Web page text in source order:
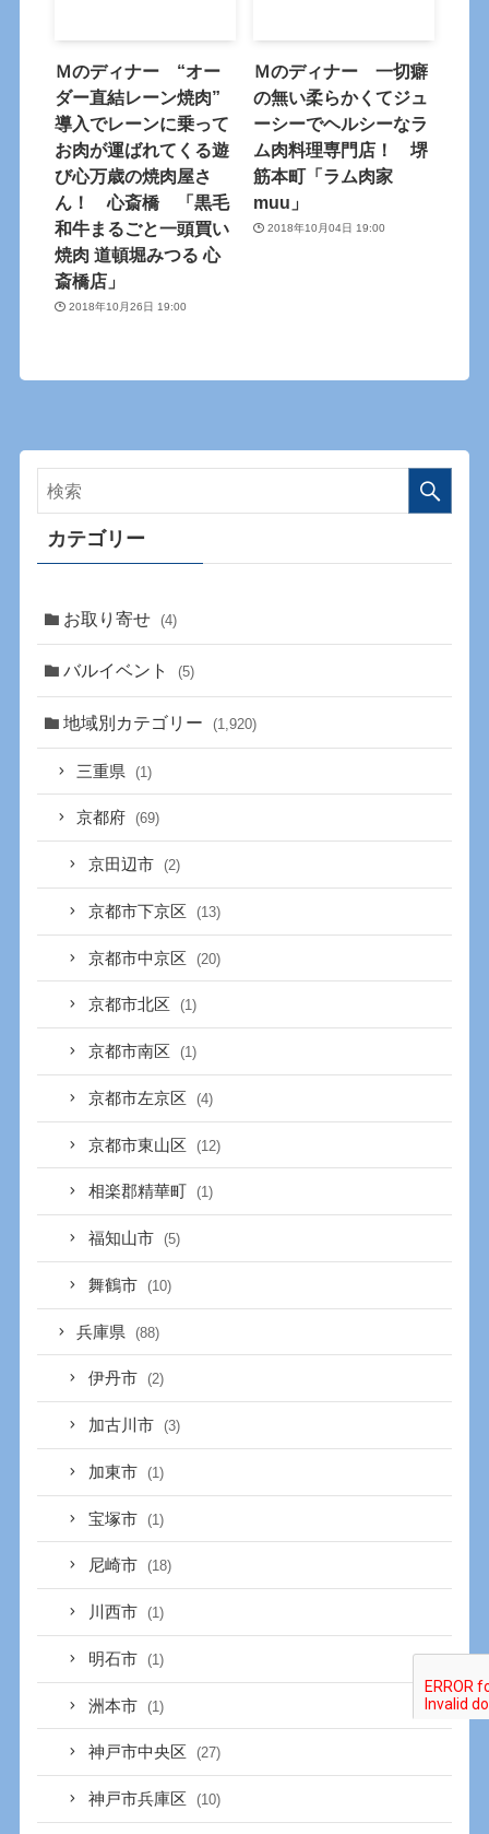
Ｍのディナー “オー
ダー直結レーン焼肉”
導入でレーンに乗って
お肉が運ばれてくる遊
び心万歳の焼肉屋さ
ん！ 心斎橋 「黒毛
和牛まるごと一頭買い
焼肉 道頓堀みつる 心
斎橋店」
2018年10月26日 19:00
Ｍのディナー 一切癖
の無い柔らかくてジュ
ーシーでヘルシーなラ
ム肉料理専門店！ 堺
筋本町「ラム肉家
muu」
2018年10月04日 19:00
カテゴリー
お取り寄せ (4)
バルイベント (5)
地域別カテゴリー (1,920)
三重県 (1)
京都府 (69)
京田辺市 (2)
京都市下京区 (13)
京都市中京区 (20)
京都市北区 (1)
京都市南区 (1)
京都市左京区 (4)
京都市東山区 (12)
相楽郡精華町 (1)
福知山市 (5)
舞鶴市 (10)
兵庫県 (88)
伊丹市 (2)
加古川市 (3)
加東市 (1)
宝塚市 (1)
尼崎市 (18)
川西市 (1)
明石市 (1)
洲本市 (1)
神戸市中央区 (27)
神戸市兵庫区 (10)